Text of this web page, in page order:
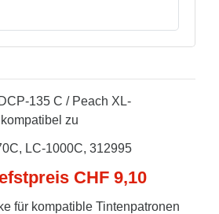
135 C / Peach XL-
zu
LC-1000C, 312995
CHF 9,10
für kompatible Tintenpatronen